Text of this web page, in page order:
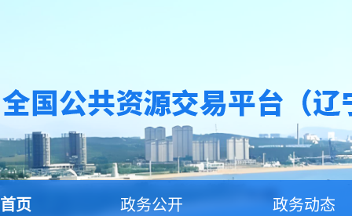
首页 政务公开 政务动态